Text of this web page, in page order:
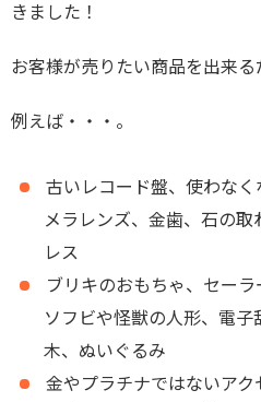
きました！
お客様が売りたい商品を出来る
例えば・・・。
古いレコード盤、使わな
メラレンズ、金歯、石の
レス
ブリキのおもちゃ、セーラ
ソフビや怪獣の人形、電子
木、ぬいぐるみ
金やプラチナではないア